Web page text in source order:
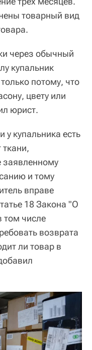
товарный вид
через обычный
купальник
потому, что
цвету или
юрист.
у купальника есть
заявленному
и тому
вправе
18 Закона "О
том числе
возврата
ли товар в